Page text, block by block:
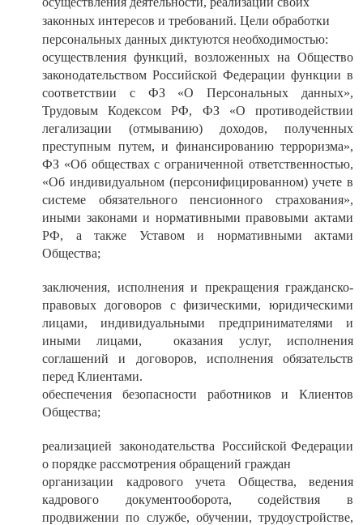
законных интересов и требований. Цели обработки
персональных данных диктуются необходимостью:
осуществления функций, возложенных на Общество
законодательством Российской Федерации функции в
соответствии с ФЗ «О Персональных данных»,
Трудовым Кодексом РФ, ФЗ «О противодействии
легализации (отмыванию) доходов, полученных
преступным путем, и финансированию терроризма»,
ФЗ «Об обществах с ограниченной ответственностью,
«Об индивидуальном (персонифицированном) учете в
системе обязательного пенсионного страхования»,
иными законами и нормативными правовыми актами
РФ, а также Уставом и нормативными актами
Общества;
заключения, исполнения и прекращения гражданско-
правовых договоров с физическими, юридическими
лицами, индивидуальными предпринимателями и
иными лицами, оказания услуг, исполнения
соглашений и договоров, исполнения обязательств
перед Клиентами.
обеспечения безопасности работников и Клиентов
Общества;
реализацией законодательства Российской Федерации
о порядке рассмотрения обращений граждан
организации кадрового учета Общества, ведения
кадрового документооборота, содействия в
продвижении по службе, обучении, трудоустройстве,